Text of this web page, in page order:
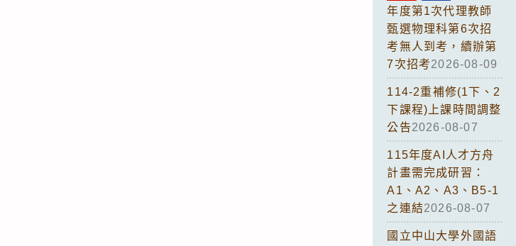
年度第1次代理教師
甄選物理科第6次招
考無人到考，續辦第
7次招考2026-08-09
114-2重補修(1下、2
下課程)上課時間調整
公告2026-08-07
115年度AI人才方舟
計畫需完成研習：
A1、A2、A3、B5-1
之連結2026-08-07
國立中山大學外國語